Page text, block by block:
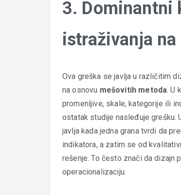
3. Dominantni
istraživanja
Ova greška se javlja u različitim
na osnovu mešovitih metoda. U
promenljive, skale, kategorije ili
ostatak studije nasleđuje grešku.
javlja kada jedna grana tvrdi da
indikatora, a zatim se od
rešenje. To često znači da dizajn
operacionalizaciju.